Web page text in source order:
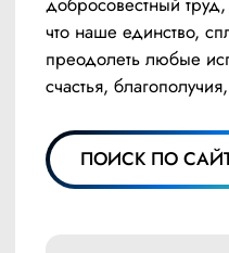
что наше единство,
преодолеть любые
счастья,
ПОИСК ПО